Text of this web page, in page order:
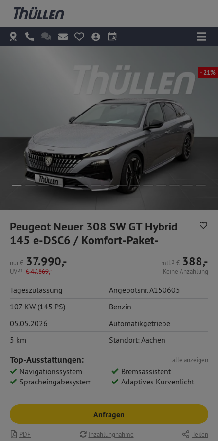
- 21%
Peugeot Neuer 308 SW GT Hybrid
145 e-DSC6 / Komfort-Paket-
nur€ 37.990,-
UVP1 €47.869,-
mtl.2 € 388,-
Keine Anzahlung
Tageszulassung
Angebotsnr. A150605
107 KW (145 PS)
Benzin
05.05.2026
Automatikgetriebe
5 km
Standort: Aachen
alle anzeigen
Top-Ausstattungen:
Navigationssystem
Bremsassistent
Spracheingabesystem
Adaptives Kurvenlicht
Anfragen
PDF Inzahlungnahme Teilen